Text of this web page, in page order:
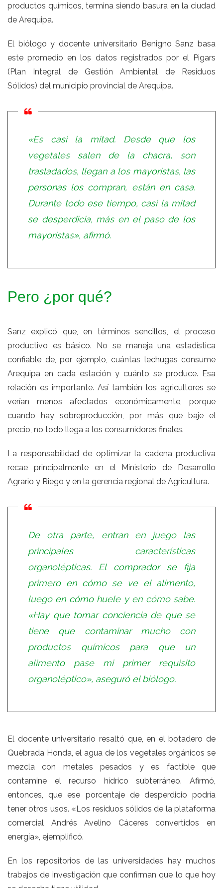
productos químicos, termina siendo basura en la ciudad
de Arequipa.
El biólogo y docente universitario Benigno Sanz basa
este promedio en los datos registrados por el Pigars
(Plan Integral de Gestión Ambiental de Residuos
Sólidos) del municipio provincial de Arequipa.
«Es casi la mitad. Desde que los
vegetales salen de la chacra, son
trasladados, llegan a los mayoristas, las
personas los compran, están en casa.
Durante todo ese tiempo, casi la mitad
se desperdicia, más en el paso de los
mayoristas», afirmó.
Pero ¿por qué?
Sanz explicó que, en términos sencillos, el proceso
productivo es básico. No se maneja una estadística
confiable de, por ejemplo, cuántas lechugas consume
Arequipa en cada estación y cuánto se produce. Esa
relación es importante. Así también los agricultores se
verían menos afectados económicamente, porque
cuando hay sobreproducción, por más que baje el
precio, no todo llega a los consumidores finales.
La responsabilidad de optimizar la cadena productiva
recae principalmente en el Ministerio de Desarrollo
Agrario y Riego y en la gerencia regional de Agricultura.
De otra parte, entran en juego las
principales características
organolépticas. El comprador se fija
primero en cómo se ve el alimento,
luego en cómo huele y en cómo sabe.
«Hay que tomar conciencia de que se
tiene que contaminar mucho con
productos químicos para que un
alimento pase mi primer requisito
organoléptico», aseguró el biólogo.
El docente universitario resaltó que, en el botadero de
Quebrada Honda, el agua de los vegetales orgánicos se
mezcla con metales pesados y es factible que
contamine el recurso hídrico subterráneo. Afirmó,
entonces, que ese porcentaje de desperdicio podría
tener otros usos. «Los residuos sólidos de la plataforma
comercial Andrés Avelino Cáceres convertidos en
energía», ejemplificó.
En los repositorios de las universidades hay muchos
trabajos de investigación que confirman que lo que hoy